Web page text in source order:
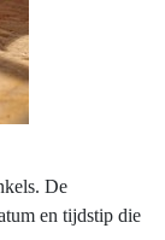
De
en tijdstip die